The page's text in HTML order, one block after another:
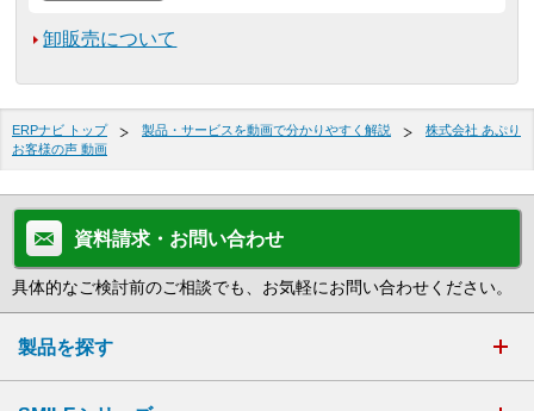
卸販売について
ERPナビ トップ 製品・サービスを動画で分かりやすく解説
株式会社 あぷり
お客様の声 動画
資料請求・お問い合わせ
具体的なご検討前のご相談でも、お気軽にお問い合わせください。
製品を探す